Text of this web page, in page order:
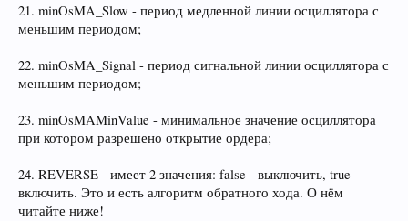
21. minOsMA_Slow - период медленной линии осциллятора с
меньшим периодом;
22. minOsMA_Signal - период сигнальной линии осциллятора с
меньшим периодом;
23. minOsMAMinValue - минимальное значение осциллятора
при котором разрешено открытие ордера;
24. REVERSE - имеет 2 значения: false - выключить, true -
включить. Это и есть алгоритм обратного хода. О нём
читайте ниже!